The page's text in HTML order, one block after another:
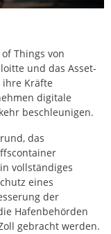
Things von
und das Asset-
Kräfte
digitale
beschleunigen.
das
vollständiges
eines
der
Hafenbehörden
gebracht werden.